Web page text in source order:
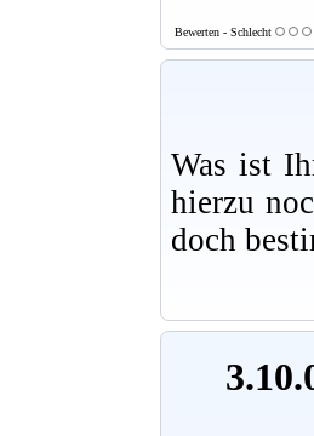
Bewerten - Schlecht
Was ist
hierzu
doch